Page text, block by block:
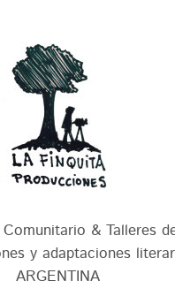
& Talleres
y adaptaciones
ARGENTINA